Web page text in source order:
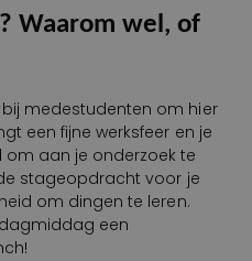
Waarom wel, of
bij medestudenten om hier
een fijne werksfeer en je
aan je onderzoek te
stageopdracht voor je
om dingen te leren.
een